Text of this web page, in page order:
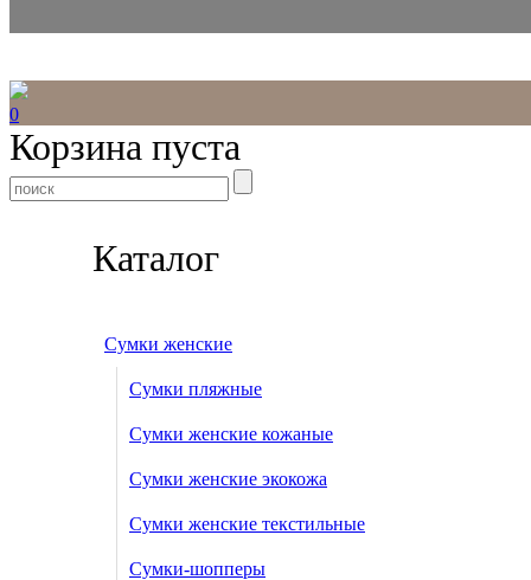
0
Корзина пуста
Каталог
Сумки женские
Сумки пляжные
Сумки женские кожаные
Сумки женские экокожа
Сумки женские текстильные
Сумки-шопперы